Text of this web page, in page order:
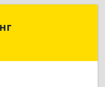
р-н, Орел г,